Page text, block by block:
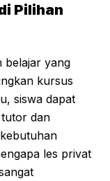
Pilihan
belajar yang
kursus
siswa dapat
dan
les privat